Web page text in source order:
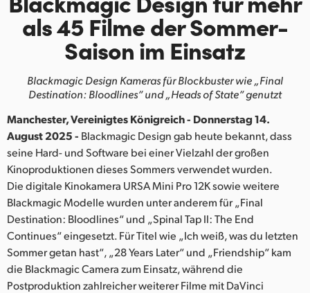
Finland
France
Hong Kong SAR, China
India
Japan
Korea
Mexico
Malaysia
als45 Filme derSommer-
Saison im Einsatz
Blackmagic Design Kameras für Blockbuster wie„Final
Destination: Bloodlines“ und „Heads of State“ genutzt
Manchester, Vereinigtes Königreich - Donnerstag 14.
August 2025 - Blackmagic Design gab heute bekannt, dass
seine Hard- und Software bei einer Vielzahl der großen
Kinoproduktionen dieses Sommers verwendet wurden.
Die digitale Kinokamera URSA Mini Pro 12K sowie weitere
Blackmagic Modelle wurden unter anderem für „Final
Destination: Bloodlines“ und „Spinal Tap II: The End
Continues“ eingesetzt. Für Titel wie „Ich weiß, was du letzten
Sommer getan hast“, „28 Years Later“ und „Friendship“ kam
die Blackmagic Camera zum Einsatz, während die
Postproduktion zahlreicher weiterer Filme mit DaVinci